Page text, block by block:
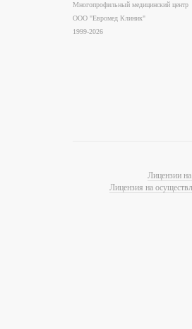
Многопрофильный медицинский центр
ООО "Евромед Клиник"
1999-2026
Лицензии
Лицензия на